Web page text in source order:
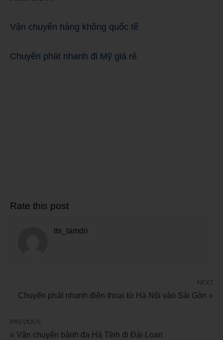
Vận chuyển hàng không quốc tế
Chuyển phát nhanh đi Mỹ giá rẻ
Rate this post
tts_tamdn
NEXT
Chuyển phát nhanh điện thoại từ Hà Nội vào Sài Gòn »
PREVIOUS
« Vận chuyển bánh đa Hà Tĩnh đi Đài Loan